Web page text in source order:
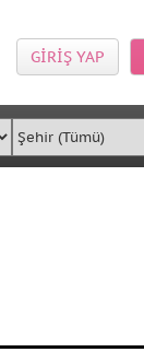
GİRİŞ YAP